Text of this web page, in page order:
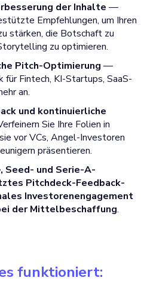
der Inhalte —
Empfehlungen, um Ihren
stärken, die Botschaft zu
zu optimieren.
Pitch-Optimierung —
für Fintech, KI-Startups, SaaS-
an.
und kontinuierliche
Sie Ihre Folien in
vor VCs, Angel-Investoren
präsentieren.
Seed- und Serie-A-
Pitchdeck-Feedback-
Investorenengagement
der Mittelbeschaffung.
funktioniert: